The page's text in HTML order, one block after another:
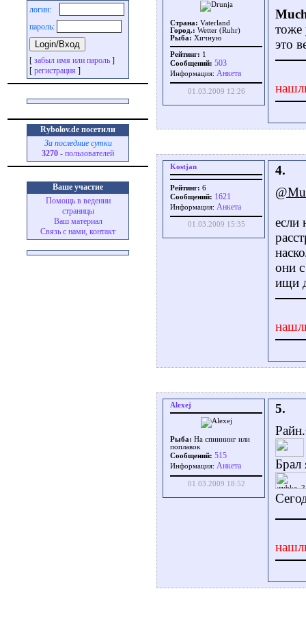
логин:
пароль:
[ забыл имя или пароль ]
[ регистрация ]
Rybolov.de посетили
За последние сутки
3270 - пользователей
Ваше участие
Помощь в ведении
страницы
Ваш материал
Связь с нами, контакт
Страна: Vaterland
Город.: Wetter (Ruhr)
Рыба: Хичную
Рейтинг: 1
Сообщений: 503
Информация: Aнкета
01.03.2009 12:26
тоже
это
Kostjan
Рейтинг: 6
Сообщений: 1621
Информация: Aнкета
01.03.2009 15:35
4.
если
они
ищи
Alexej
Рыба: На спиннинг или
поплавок
Сообщений: 515
Информация: Aнкета
01.03.2009 18:52
5.
Брал